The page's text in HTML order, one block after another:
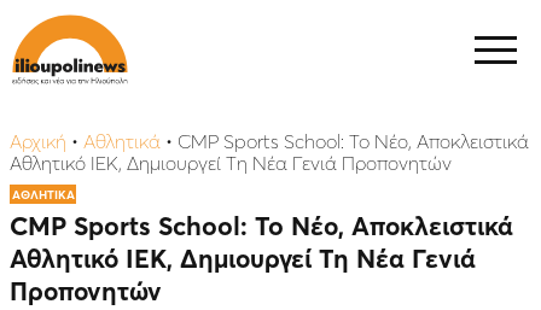
Αρχική • Αθλητικά • CMP Sports School: To Νέο, Αποκλειστικά
Αθλητικό ΙΕΚ, Δημιουργεί Τη Νέα Γενιά Προπονητών
ΑΘΛΗΤΙΚΑ
CMP Sports School: To Νέο, Αποκλειστικά
Αθλητικό ΙΕΚ, Δημιουργεί Τη Νέα Γενιά
Προπονητών